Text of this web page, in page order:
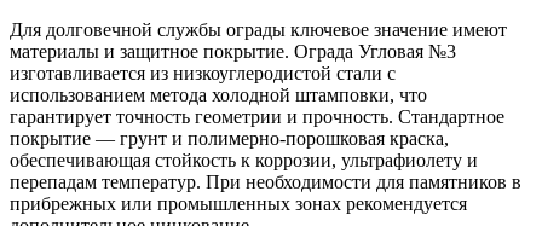
Для долговечной службы ограды ключевое значение имеют
материалы и защитное покрытие. Ограда Угловая №3
изготавливается из низкоуглеродистой стали с
использованием метода холодной штамповки, что
гарантирует точность геометрии и прочность. Стандартное
покрытие — грунт и полимерно-порошковая краска,
обеспечивающая стойкость к коррозии, ультрафиолету и
перепадам температур. При необходимости для памятников в
прибрежных или промышленных зонах рекомендуется